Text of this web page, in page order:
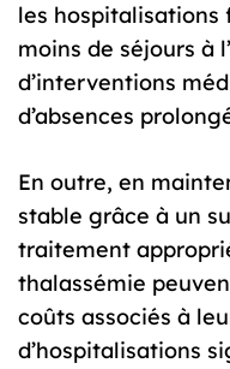
les hospitalisations
moins de séjours à
d’interventions
d’absences
En outre, en
stable grâce à un
traitement
thalassémie
coûts associés à
d’hospitalisations